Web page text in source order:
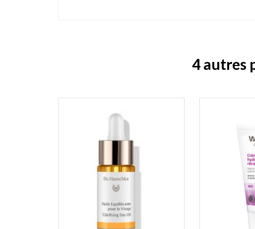
4 autres